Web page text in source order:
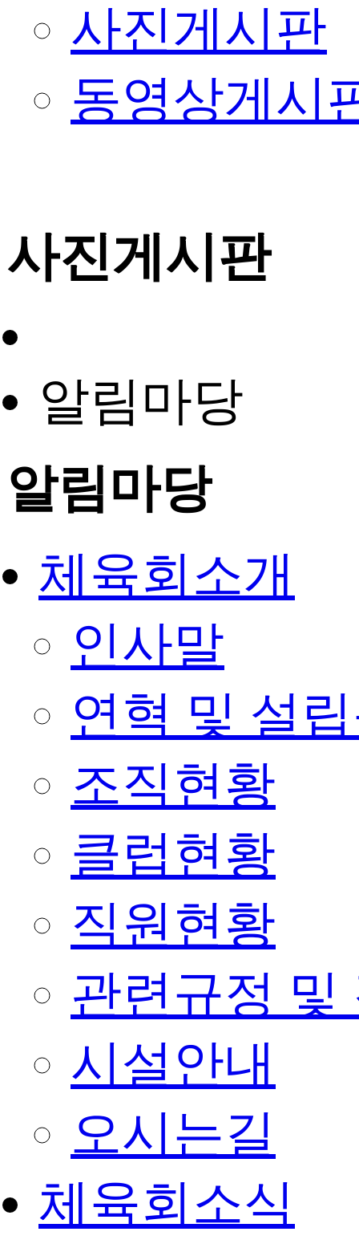
사진게시판
동영상게시
사진게시판
알림마당
알림마당
체육회소개
인사말
연혁 및 설
조직현황
클럽현황
직원현황
관련규정 및
시설안내
오시는길
체육회소식